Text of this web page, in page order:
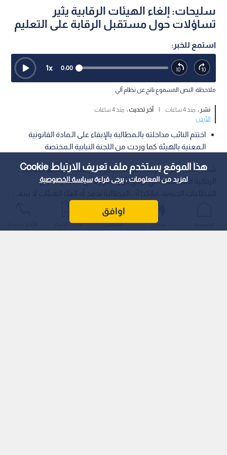
هذا الموقع يستخدم ملف تعريف الارتباط Cookie
لمزيد من المعلومات ، يرجى قراءةسياسة الخصوصية
اوافق
سليحات: إلغاء الهيئات الرقابية يثير
تساؤلات حول مستقبل الرقابة على التعليم
استمع للخبر:
0:00
1x
ملاحظة: النص المسموع ناتج عن نظام آلي
نشر : منذ 4 ساعات | آخر تحديث : منذ 4 ساعات
الأردن
اختتم النائب مداخلته بالـمطالبة بالإبقاء على الـمادة القانونية
الـمعنية بالهيئة كما وردت من اللجنة النيابية الـمختصة
شدد النائب نمر سليحات على أهمية وجود الهيئات والـمؤسسات
الرقابية الـمستقلة التي تؤدي دورا محوريا في ضبط وتطوير
عواجل المباشر أحدث الأخبار